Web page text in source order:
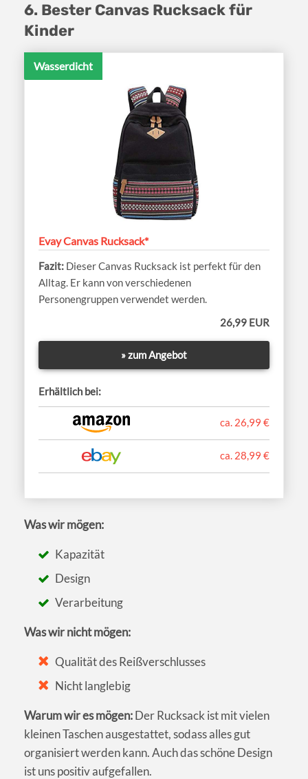
6. Bester Canvas Rucksack für
Kinder
Wasserdicht
Evay Canvas Rucksack*
Dieser Canvas Rucksack ist perfekt für den
Alltag. Er kann von verschiedenen
Personengruppen verwendet werden.
26,99 EUR
» zum Angebot
Erhältlich bei:
ca. 26,99 €
ca. 28,99 €
Was wir mögen:
Kapazität
Design
Verarbeitung
Was wir nicht mögen:
Qualität des Reißverschlusses
Nicht langlebig
Warum wir es mögen:Der Rucksack ist mit vielen
kleinen Taschen ausgestattet, sodass alles gut
organisiert werden kann. Auch das schöne Design
ist uns positiv aufgefallen.